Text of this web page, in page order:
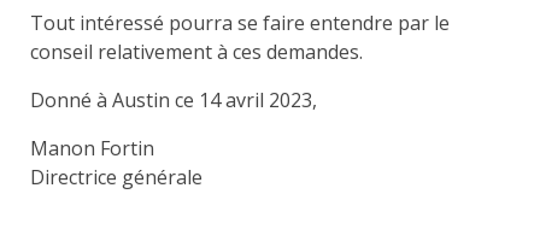
Tout intéressé pourra se faire entendre par le
conseil relativement à ces demandes.
Donné à Austin ce 14 avril 2023,
Manon Fortin
Directrice générale